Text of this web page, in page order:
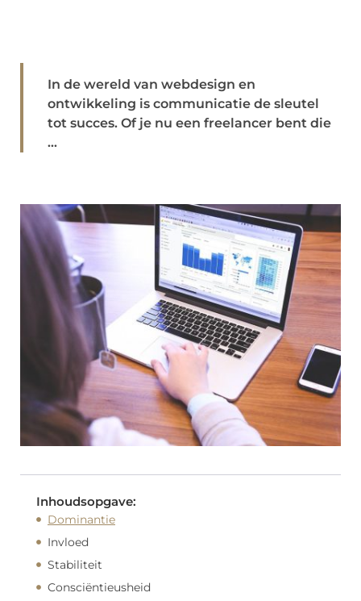
In de wereld van webdesign en
ontwikkeling is communicatie de sleutel
tot succes. Of je nu een freelancer bent die
...
Inhoudsopgave:
Dominantie
Invloed
Stabiliteit
Consciëntieusheid